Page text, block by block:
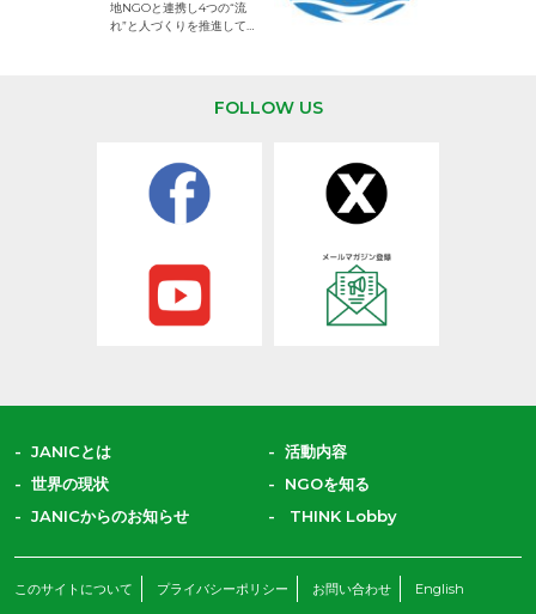
地NGOと連携し4つの“流
れ”と人づくりを推進してい
FOLLOW US
JANICとは
活動内容
世界の現状
NGOを知る
JANICからのお知らせ
THINK Lobby
このサイトについて プライバシーポリシー お問い合わせ English